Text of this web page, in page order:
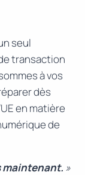
seul
transaction
à vos
dès
en matière
de
maintenant. »